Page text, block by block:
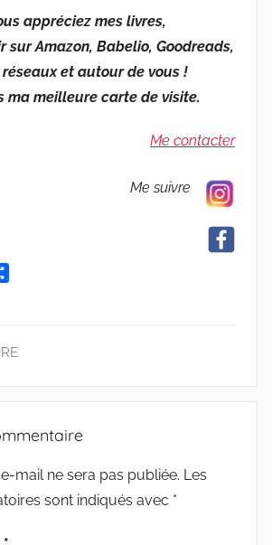
appréciez mes livres,
sur Amazon, Babelio, Goodreads,
réseaux et autour de vous !
ma meilleure carte de visite.
Me contacter
Me suivre
a
e
mail ne sera pas publiée. Les
sont indiqués avec *